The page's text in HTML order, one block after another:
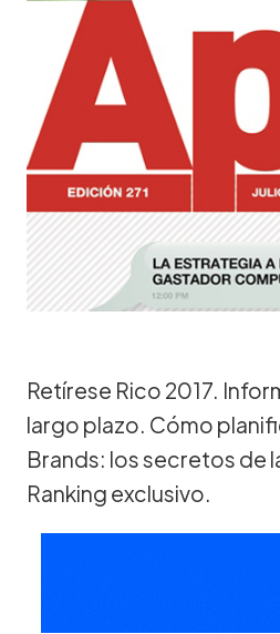
Retírese Rico 2017.
largo plazo. Cómo
Brands: los secretos de
Ranking exclusivo.